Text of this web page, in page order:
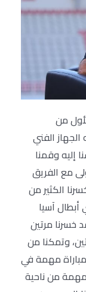
من
الفني
إليه وقمنا
مع الفريق
الكثير من
أبطال آسيا
خسرنا مرتين
وتمكنا من
مباراة مهمة في
مهمة من ناحية